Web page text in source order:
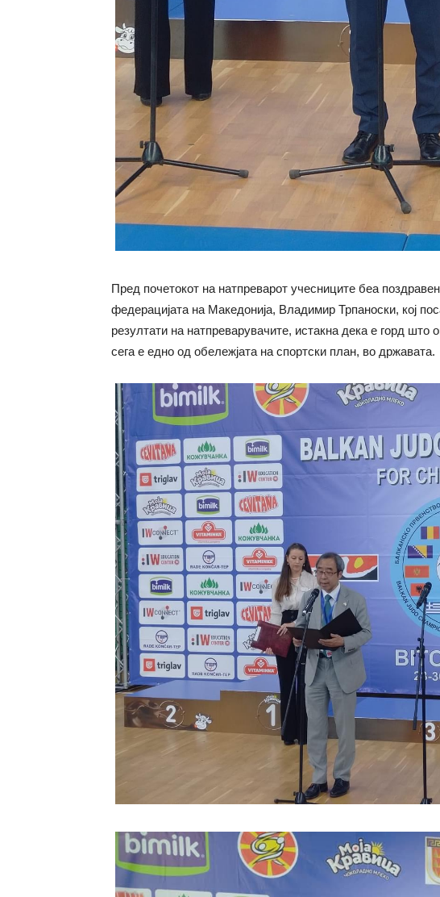
Пред почетокот на натпреварот учесниците беа
федерацијата на Македонија, Владимир Трпаноски, кој
резултати на натпреварувачите, истакна дека е горд што
сега е едно од обележјата на спортски план, во државата.